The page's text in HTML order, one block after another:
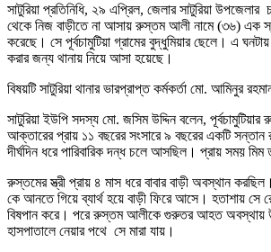
সাটুরিয়া প্রতিনিধি, ২৯ এপ্রিল, জেলার সাটুরিয়া উপজেলার
থেকে নিজ বাড়ীতে না আসায় রুস্তম আলী নামে (৩৬) এক
করেছে। সে পূর্বচামুটিয়া গ্রামের বুদ্ধুমিয়ার ছেলে। এ ঘনটায়
করার জন্য থানায় নিয়ে আসা হয়েছে।
বিষয়টি সাটুরিয়া থানার ভারপ্রাপ্ত কর্মকর্তা মো. আমিনুর
সাটুরিয়া ইউপি সদস্য মো. জসিম উদ্দিন বলেন,
আক্তারের প্রায় ১১ বছরের সংসারে ৯ বছরের একটি সন্তান
দীর্ঘদিন ধরে পারিবারিক দন্ধ চলে আসছিল। প্রায় সময় মিম
রুস্তমের স্ত্রী প্রায় ৪ মাস ধরে বাবার বাড়ী অবস্থান
কে আনতে গিয়ে ব্যার্থ হয়ে বাড়ী ফিরে আসে। হতাশায় সে
বিষপান করে। পরে রুস্তম আলীকে গুরুতর আহত অবস্থায়
হাসপাতালে নেয়ার পথে সে মারা যায়।